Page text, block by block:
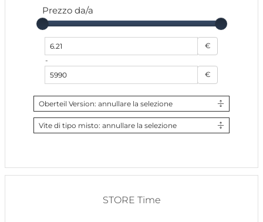
Prezzo da/a
€
-
€
Oberteil Version: annullare la selezione
Vite di tipo misto: annullare la selezione
STORE Time